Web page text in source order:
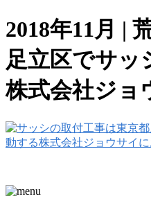
2018年11月 |
足立区でサッ
株式会社ジョ